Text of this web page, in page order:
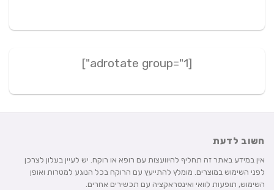
חשוב לדעת
אין במידע באתר זה תחליף להיוועצות עם רופא או רוקח. יש לעיין בעלון לצרכן
לפני השימוש במוצרים. מומלץ להתייעץ עם הרוקח בכל הנוגע למטרות ואופן
השימוש, תופעות לוואי ואינטראקציה עם תכשירים אחרים.